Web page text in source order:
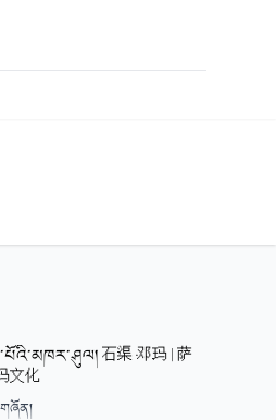
石渠·邓玛 | 萨
文化